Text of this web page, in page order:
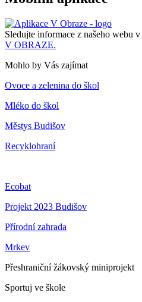
Sledujte informace z našeho webu v
V OBRAZE.
Mohlo by Vás zajímat
Ovoce a zelenina do škol
Mléko do škol
Městys Budišov
Recyklohraní
Ecobat
Projekt 2023 Budišov
Přírodní zahrada
Mrkev
Přeshraniční žákovský miniprojekt
Sportuj ve škole